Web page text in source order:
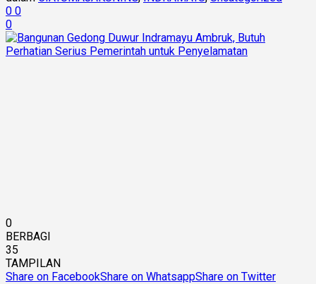
0 0
0
0
BERBAGI
35
TAMPILAN
Share on FacebookShare on WhatsappShare on Twitter